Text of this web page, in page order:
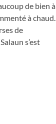
de bien à
à chaud.
de
s’est